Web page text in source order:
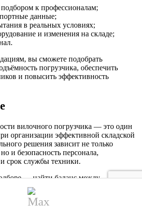
подбором к профессионалам;
данные;
в реальных условиях;
и изменения на складе;
вы сможете подобрать
погрузчика, обеспечить
и повысить эффективность
вилочного погрузчика — это один
организации эффективной складской
решения зависит не только
и безопасность персонала,
срок службы техники.
— найти баланс между
Погрузчик не должен быть
«едва справляющимся» с задачами.
соответствовать реальным